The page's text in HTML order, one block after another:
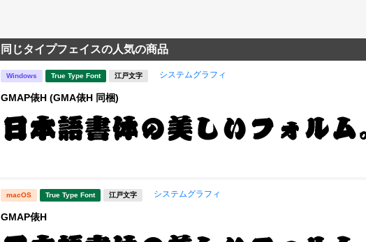
同じタイプフェイスの人気の商品
Windows True Type Font 江戸文字 システムグラフィ
GMAP俵H (GMA俵H 同梱)
macOS True Type Font 江戸文字 システムグラフィ
GMAP俵H